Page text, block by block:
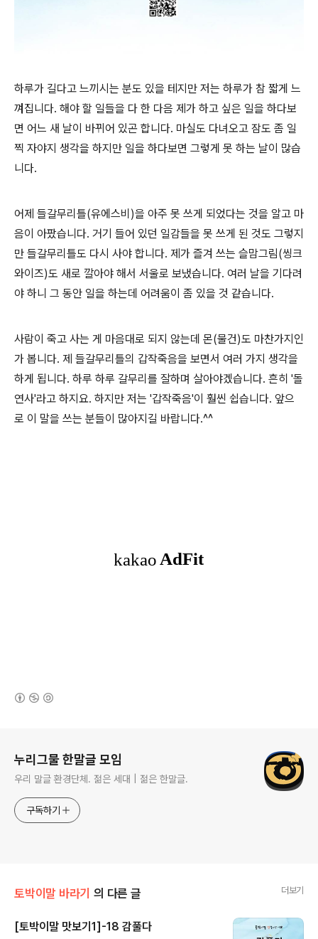
하루가 길다고 느끼시는 분도 있을 테지만 저는 하루가 참 짧게 느
껴집니다. 해야 할 일들을 다 한 다음 제가 하고 싶은 일을 하다보
면 어느 새 날이 바뀌어 있곤 합니다. 마실도 다녀오고 잠도 좀 일
찍 자야지 생각을 하지만 일을 하다보면 그렇게 못 하는 날이 많습
니다.
어제 들갈무리틀(유에스비)을 아주 못 쓰게 되었다는 것을 알고 마
음이 아팠습니다. 거기 들어 있던 일감들을 못 쓰게 된 것도 그렇지
만 들갈무리틀도 다시 사야 합니다. 제가 즐겨 쓰는 슬맘그림(씽크
와이즈)도 새로 깔아야 해서 서울로 보냈습니다. 여러 날을 기다려
야 하니 그 동안 일을 하는데 어려움이 좀 있을 것 같습니다.
사람이 죽고 사는 게 마음대로 되지 않는데 몬(물건)도 마찬가지인
가 봅니다. 제 들갈무리틀의 갑작죽음을 보면서 여러 가지 생각을
하게 됩니다. 하루 하루 갈무리를 잘하며 살아야겠습니다. 흔히 '돌
연사'라고 하지요. 하지만 저는 '갑작죽음'이 훨씬 쉽습니다. 앞으
로 이 말을 쓰는 분들이 많아지길 바랍니다.^^
누리그물 한말글 모임
우리 말글 환경단체. 젊은 세대 | 젊은 한말글.
구독하기
토박이말 바라기 의 다른 글 더보기
[토박이말 맛보기1]-18 감풀다